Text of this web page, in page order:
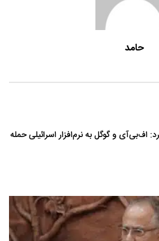
حامد
اف‌بی‌آی و گوگل به نرم‌افزار اسرائیلی حمله